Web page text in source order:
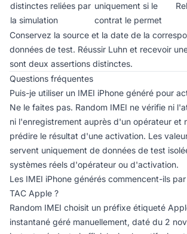
distinctes reliées par
la simulation
uniquement si le
contrat le permet
Conservez la source et la date de la
données de test. Réussir Luhn et recevoir
sont deux assertions distinctes.
Questions fréquentes
Puis-je utiliser un IMEI iPhone généré pour
Ne le faites pas. Random IMEI ne vérifie ni
ni l'enregistrement auprès d'un opérateur et
prédire le résultat d'une activation. Les
servent uniquement de données de test
systèmes réels d'opérateur ou d'activation.
Les IMEI iPhone générés commencent-ils
TAC Apple ?
Random IMEI choisit un préfixe étiqueté
instantané géré manuellement, daté du 2